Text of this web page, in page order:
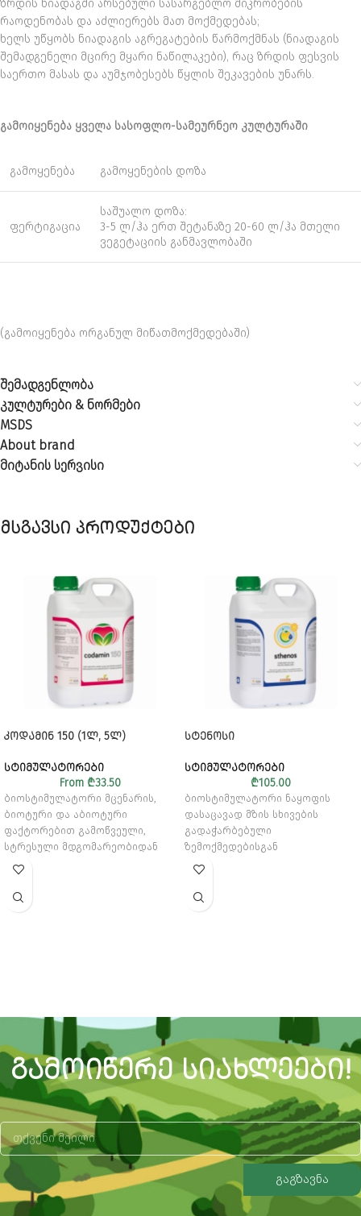
ზრდის ნიადაგში არსებული სასარგებლო მიკრობების
რაოდენობას და აძლიერებს მათ მოქმედებას;
ხელს უწყობს ნიადაგის აგრეგატების წარმოქმნას (ნიადაგის
შემადგენელი მცირე მყარი ნაწილაკები), რაც ზრდის ფესვის
საერთო მასას და აუმჯობესებს წყლის შეკავების უნარს.
გამოიყენება ყველა სასოფლო-სამეურნეო კულტურაში
გამოყენება გამოყენების დოზა
ფერტიგაცია
საშუალო დოზა:
3-5 ლ/ჰა ერთ შეტანაზე 20-60 ლ/ჰა მთელი
ვეგეტაციის განმავლობაში
(გამოიყენება ორგანულ მიწათმოქმედებაში)
შემადგენლობა
კულტურები & ნორმები
MSDS
About brand
მიტანის სერვისი
მსგავსი პროდუქტები
ᲙᲝᲓᲐᲛᲘᲜ 150 (1Ლ, 5Ლ)
ᲡᲢᲘᲛᲣᲚᲐᲢᲝᲠᲔᲑᲘ
From ₾33.50
ბიოსტიმულატორი მცენარის,
ბიოტური და აბიოტური
ფაქტორებით გამოწვეული,
სტრესული მდგომარეობიდან
გამოსაყვანად
ᲡᲢᲔᲜᲝᲡᲘ
ᲡᲢᲘᲛᲣᲚᲐᲢᲝᲠᲔᲑᲘ
₾105.00
ბიოსტიმულატორი ნაყოფის
დასაცავად მზის სხივების
გადაჭარბებული
ზემოქმედებისგან
ᲒᲐᲛᲝᲘᲬᲔᲠᲔ ᲡᲘᲐᲮᲚᲔᲔᲑᲘ!
გაგზავნა
Alternative: